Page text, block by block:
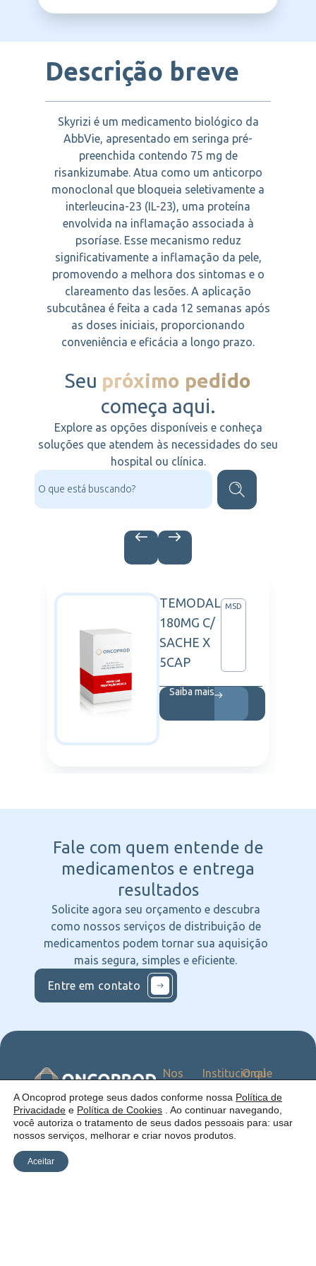
Descrição breve
Skyrizi é um medicamento biológico da
AbbVie, apresentado em seringa pré-
preenchida contendo 75 mg de
risankizumabe. Atua como um anticorpo
monoclonal que bloqueia seletivamente a
interleucina-23 (IL-23), uma proteína
envolvida na inflamação associada à
psoríase. Esse mecanismo reduz
significativamente a inflamação da pele,
promovendo a melhora dos sintomas e o
clareamento das lesões. A aplicação
subcutânea é feita a cada 12 semanas após
as doses iniciais, proporcionando
conveniência e eficácia a longo prazo.
Seu próximo pedido
começa aqui.
Explore as opções disponíveis e conheça
soluções que atendem às necessidades do seu
hospital ou clínica.
TEMODAL
180MG C/
SACHE X
5CAP
MSD
Saiba mais
Fale com quem entende de
medicamentos e entrega
resultados
Solicite agora seu orçamento e descubra
como nossos serviços de distribuição de
medicamentos podem tornar sua aquisição
mais segura, simples e eficiente.
Entre em contato
Uma empresa:
Institucional
somos
Como
atuamos
Estrutura
Blog
O que
Serviços
Catálogo
Nos
nas
Redes
A Oncoprod protege seus dados conforme nossa Política de
Privacidade e Política de Cookies . Ao continuar navegando,
você autoriza o tratamento de seus dados pessoais para: usar
nossos serviços, melhorar e criar novos produtos.
Aceitar